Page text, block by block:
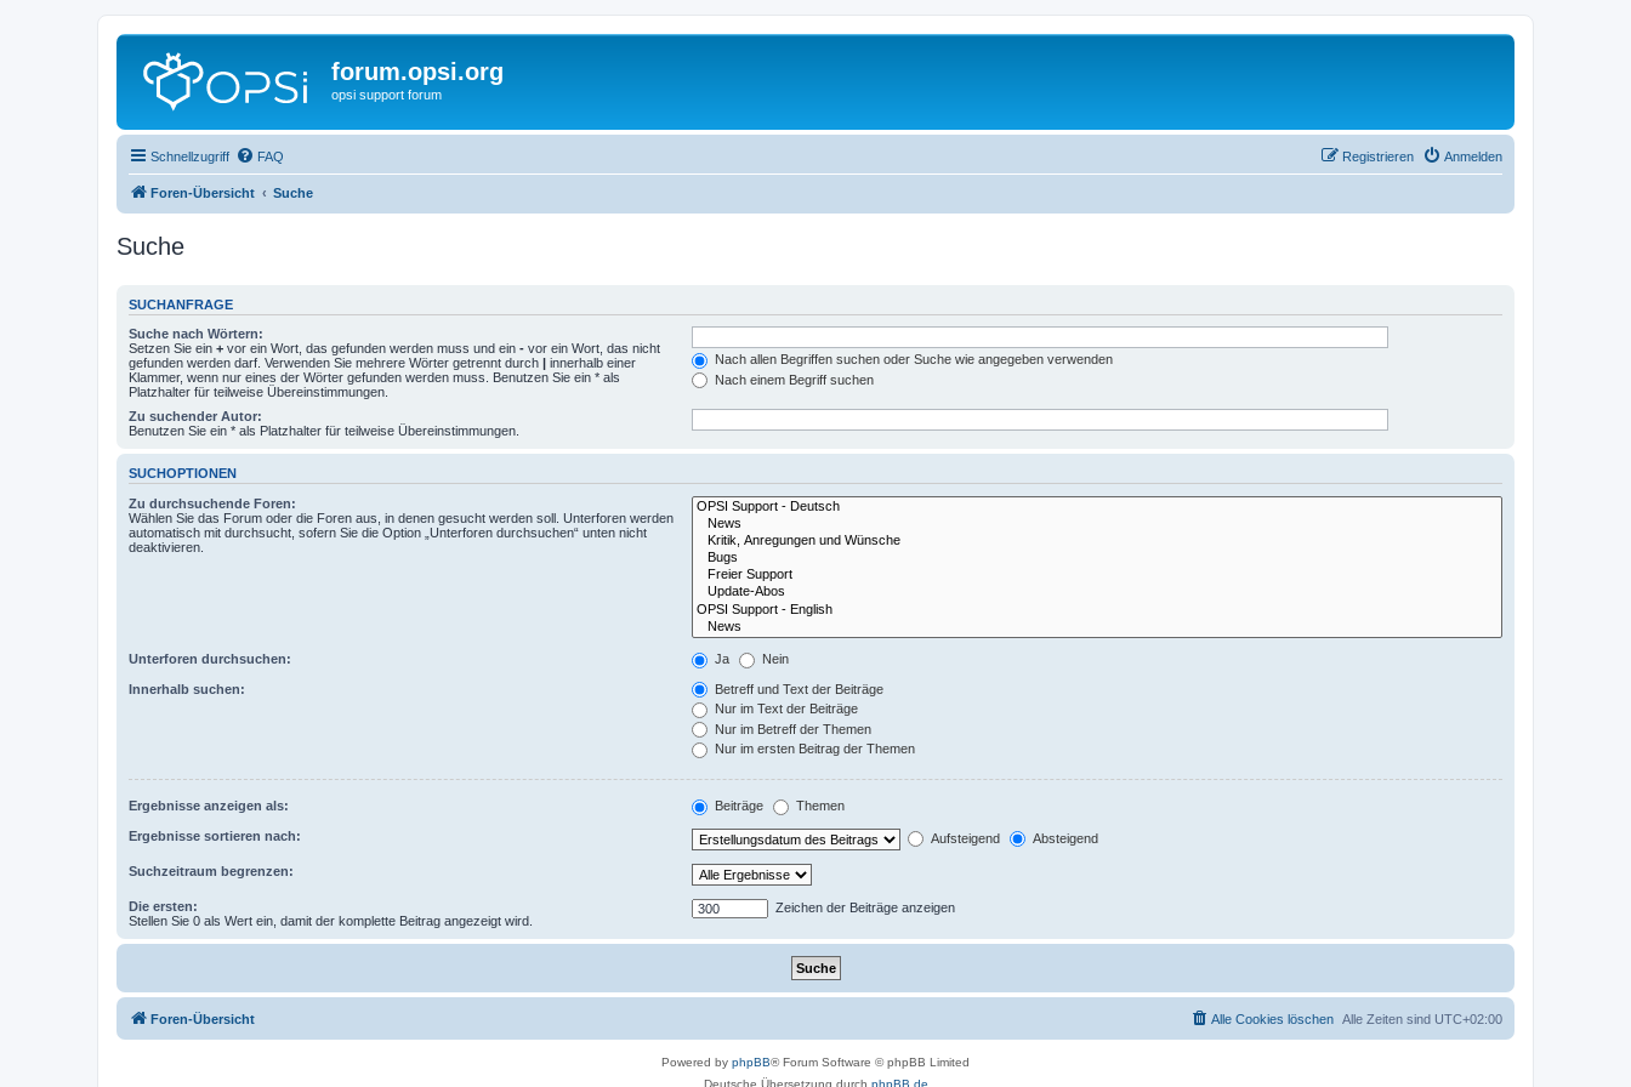
forum.opsi.org
opsi support forum
Schnellzugriff FAQ Anmelden
Registrieren
Foren-Übersicht Suche
Suche
SUCHANFRAGE
Suche nach Wörtern:
Setzen Sie ein + vor ein Wort, das gefunden werden muss und ein - vor ein Wort, das nicht
gefunden werden darf. Verwenden Sie mehrere Wörter getrennt durch | innerhalb einer
Klammer, wenn nur eines der Wörter gefunden werden muss. Benutzen Sie ein * als
Platzhalter für teilweise Übereinstimmungen.
Nach allen Begriffen suchen oder Suche wie angegeben verwenden
Nach einem Begriff suchen
Zu suchender Autor:
Benutzen Sie ein * als Platzhalter für teilweise Übereinstimmungen.
SUCHOPTIONEN
Zu durchsuchende Foren:
Wählen Sie das Forum oder die Foren aus, in denen gesucht werden soll. Unterforen werden
automatisch mit durchsucht, sofern Sie die Option „Unterforen durchsuchen“ unten nicht
deaktivieren.
Unterforen durchsuchen: Ja Nein
Innerhalb suchen:
Betreff und Text der Beiträge
Nur im Text der Beiträge
Nur im Betreff der Themen
Nur im ersten Beitrag der Themen
Ergebnisse anzeigen als: Beiträge Themen
Ergebnisse sortieren nach: Aufsteigend Absteigend
Suchzeitraum begrenzen:
Die ersten:
Stellen Sie 0 als Wert ein, damit der komplette Beitrag angezeigt wird.
Zeichen der Beiträge anzeigen
Foren-Übersicht Alle Zeiten sind UTC+02:00
Alle Cookies löschen
Powered by phpBB® Forum Software © phpBB Limited
Deutsche Übersetzung durch phpBB.de